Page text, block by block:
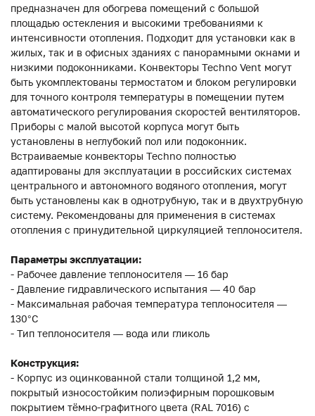
предназначен для обогрева помещений с большой
площадью остекления и высокими требованиями к
интенсивности отопления. Подходит для установки как в
жилых, так и в офисных зданиях с панорамными окнами и
низкими подоконниками. Конвекторы Techno Vent могут
быть укомплектованы термостатом и блоком регулировки
для точного контроля температуры в помещении путем
автоматического регулирования скоростей вентиляторов.
Приборы с малой высотой корпуса могут быть
установлены в неглубокий пол или подоконник.
Встраиваемые конвекторы Techno полностью
адаптированы для эксплуатации в российских системах
центрального и автономного водяного отопления, могут
быть установлены как в однотрубную, так и в двухтрубную
систему. Рекомендованы для применения в системах
отопления с принудительной циркуляцией теплоносителя.
Параметры эксплуатации:
- Рабочее давление теплоносителя — 16 бар
- Давление гидравлического испытания — 40 бар
- Максимальная рабочая температура теплоносителя —
130°С
- Тип теплоносителя — вода или гликоль
Конструкция:
- Корпус из оцинкованной стали толщиной 1,2 мм,
покрытый износостойким полиэфирным порошковым
покрытием тёмно-графитного цвета (RAL 7016) с